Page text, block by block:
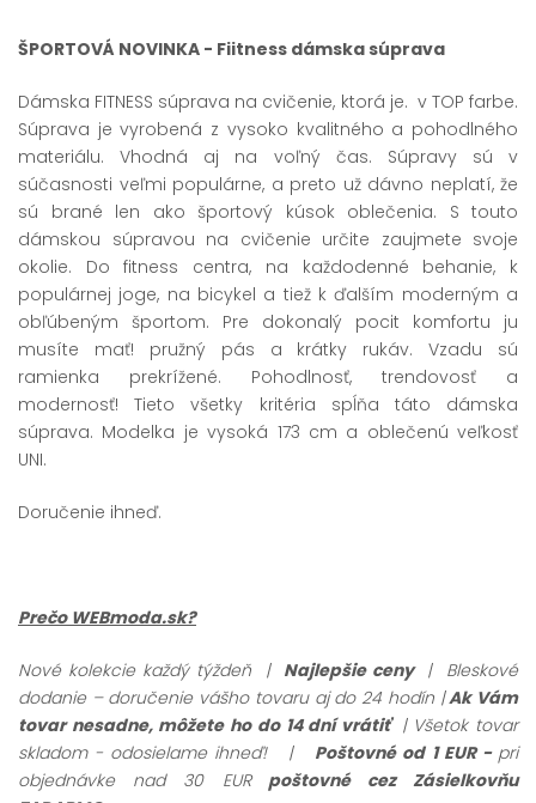
ŠPORTOVÁ NOVINKA - Fiitness dámska súprava
Dámska FITNESS súprava na cvičenie, ktorá je. v TOP farbe.
Súprava je vyrobená z vysoko kvalitného a pohodlného
materiálu. Vhodná aj na voľný čas. Súpravy sú v
súčasnosti veľmi populárne, a preto už dávno neplatí, že
sú brané len ako športový kúsok oblečenia. S touto
dámskou súpravou na cvičenie určite zaujmete svoje
okolie. Do fitness centra, na každodenné behanie, k
populárnej joge, na bicykel a tiež k ďalším moderným a
obľúbeným športom. Pre dokonalý pocit komfortu ju
musíte mať! pružný pás a krátky rukáv. Vzadu sú
ramienka prekrížené. Pohodlnosť, trendovosť a
modernosť! Tieto všetky kritéria spĺňa táto dámska
súprava. Modelka je vysoká 173 cm a oblečenú veľkosť
UNI.
Doručenie ihneď.
Prečo WEBmoda.sk?
Nové kolekcie každý týždeň |Najlepšie ceny | Bleskové
dodanie – doručenie vášho tovaru aj do 24 hodín |Ak Vám
tovar nesadne, môžete ho do 14 dní vrátiť | Všetok tovar
skladom - odosielame ihneď!
| Poštovné od 1 EUR - pri
objednávke nad 30 EURpoštovné cez Zásielkovňu